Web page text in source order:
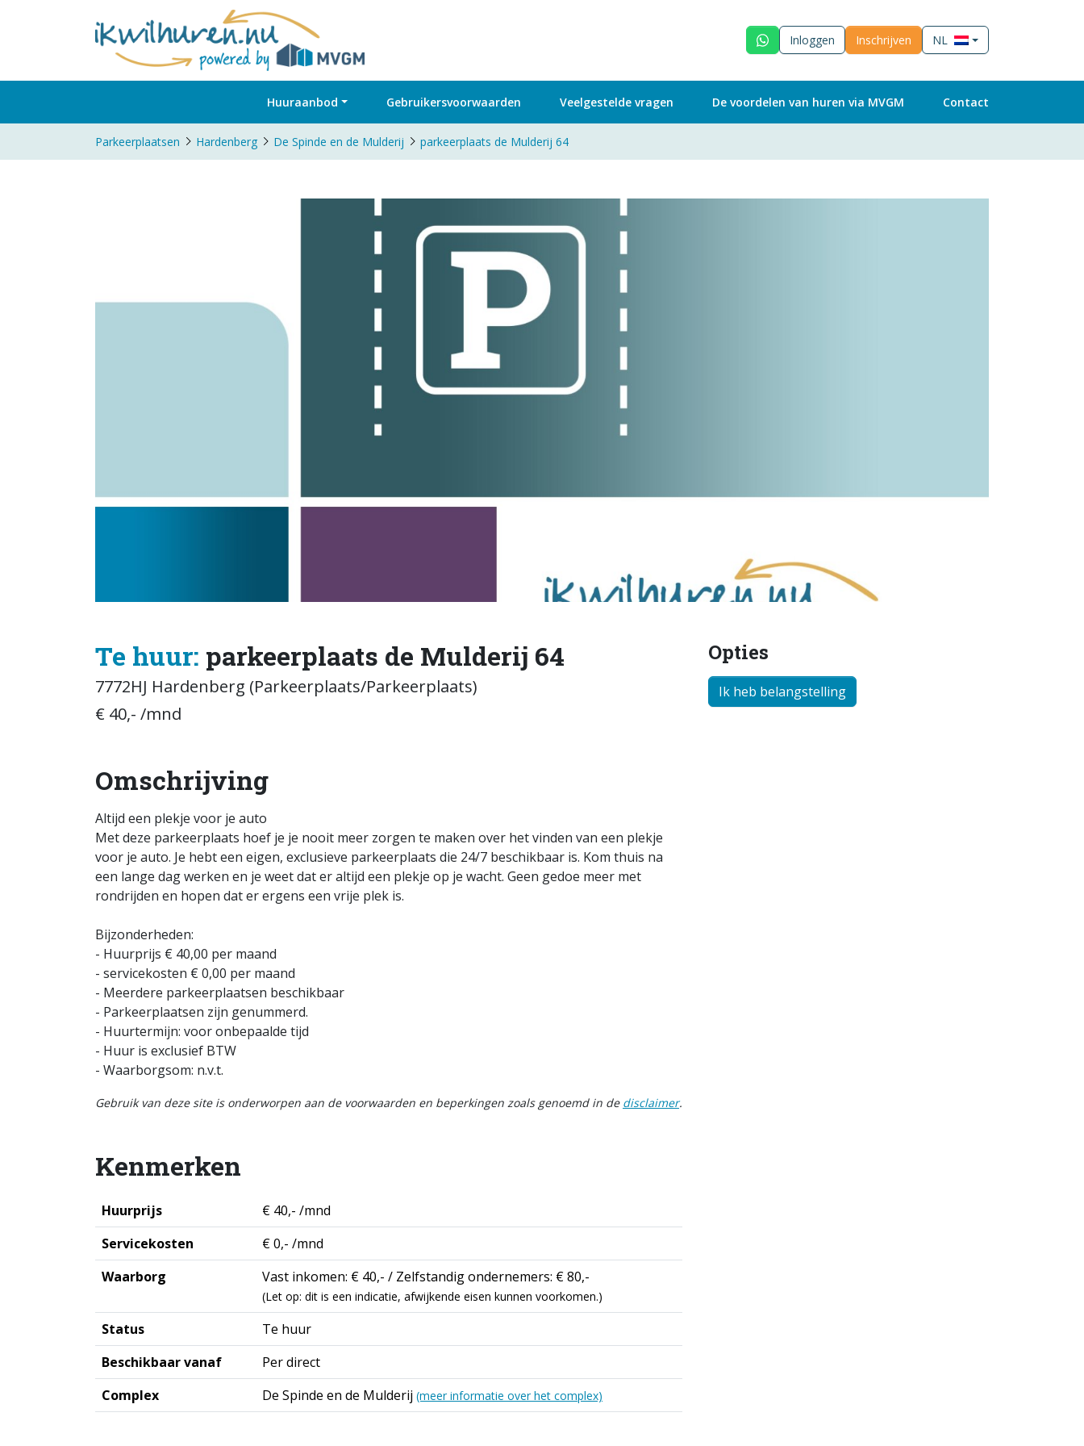
Inloggen Inschrijven NL
Huuraanbod Gebruikersvoorwaarden Veelgestelde vragen De voordelen van huren via MVGM Contact
Parkeerplaatsen Hardenberg De Spinde en de Mulderij parkeerplaats de Mulderij 64
Opties
Ik heb belangstelling
Te huur: parkeerplaats de Mulderij 64
7772HJ Hardenberg (Parkeerplaats/Parkeerplaats)
€ 40,- /mnd
Omschrijving
Altijd een plekje voor je auto
Met deze parkeerplaats hoef je je nooit meer zorgen te maken over het vinden van een plekje
voor je auto. Je hebt een eigen, exclusieve parkeerplaats die 24/7 beschikbaar is. Kom thuis na
een lange dag werken en je weet dat er altijd een plekje op je wacht. Geen gedoe meer met
rondrijden en hopen dat er ergens een vrije plek is.
Bijzonderheden:
- Huurprijs € 40,00 per maand
- servicekosten € 0,00 per maand
- Meerdere parkeerplaatsen beschikbaar
- Parkeerplaatsen zijn genummerd.
- Huurtermijn: voor onbepaalde tijd
- Huur is exclusief BTW
- Waarborgsom: n.v.t.
Gebruik van deze site is onderworpen aan de voorwaarden en beperkingen zoals genoemd in de disclaimer.
Kenmerken
Huurprijs
€ 40,- /mnd
Servicekosten
€ 0,- /mnd
Waarborg
Vast inkomen: € 40,- / Zelfstandig ondernemers: € 80,-
(Let op: dit is een indicatie, afwijkende eisen kunnen voorkomen.)
Status
Te huur
Beschikbaar vanaf
Per direct
Complex
De Spinde en de Mulderij (meer informatie over het complex)